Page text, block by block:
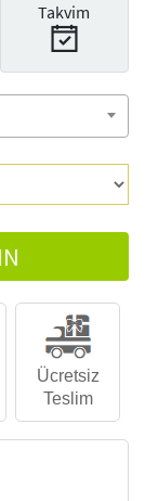
Takvim
Ücretsiz
Teslim